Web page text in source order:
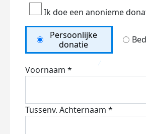
Ik doe een anonieme
Persoonlijke
donatie
Voornaam *
Tussenv. Achternaam *